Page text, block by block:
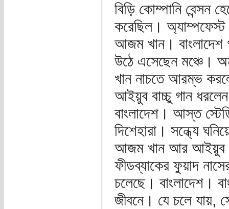
বিড়ি কোম্পানি বেন্সন
করেছিল।
আজম খান। বাংলাদেশ
উঠে এসেছেন মঞ্চে।
খান নাচতে আরম্ভ
আইয়ুব বাচ্চু গান
বাংলাদেশ। আস্ত
দিশেহারা। সন্ধ্যে
আজম খান আর আইয়ুব
ফীডব্যাকের ফুয়াদ
চলেছে। বাংলাদেশ।
জীবনে। যে চলে যায়,